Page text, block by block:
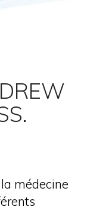
médecine